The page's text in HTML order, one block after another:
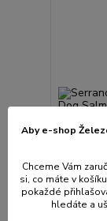
Aby e-shop
Chceme Vám
si, co máte v
pokaždé
hledáte a